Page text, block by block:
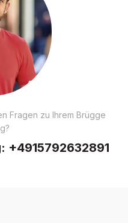
Fragen zu Ihrem Brügge
+4915792632891